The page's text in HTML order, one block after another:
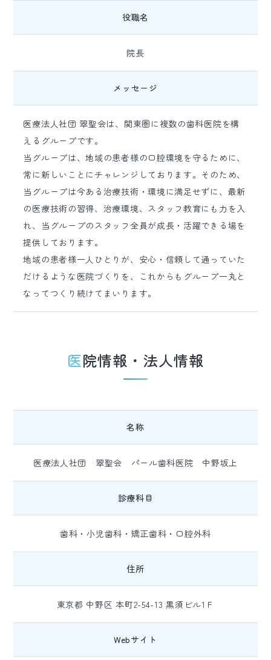
役職名
院長
メッセージ
医療法人社団 翠聖会は、関東圏に複数の歯科医院を構
えるグループです。
当グループは、地域の患者様の口腔環境を守るために、
常に新しいことにチャレンジしております。そのため、
当グループは今ある治療技術・環境に満足せずに、最新
の医療技術の習得、治療環境、スタッフ教育にも力を入
れ、当グループのスタッフ全員が成長・活躍できる場を
提供しております。
地域の患者様一人ひとりが、安心・信頼して通っていた
だけるような医院づくりを、これからもグループ一丸と
なってつくり続けてまいります。
医院情報・法人情報
名称
医療法人社団 翠聖会 パール歯科医院 中野坂上
診療科目
歯科・小児歯科・矯正歯科・口腔外科
住所
東京都 中野区 本町2-54-13 黒須ビル1Ｆ
Webサイト